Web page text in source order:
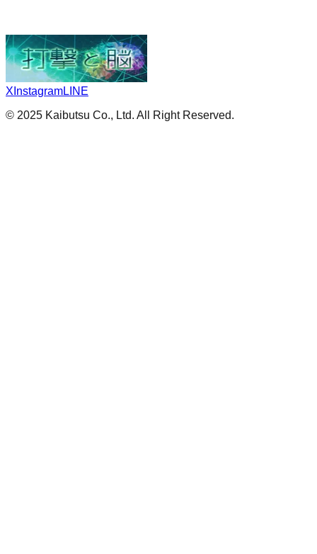
X InstagramLINE
© 2025 Kaibutsu Co., Ltd. All Right Reserved.